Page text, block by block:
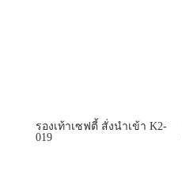
รองเท้าเซฟตี้ สั่งนำเข้า K2-
019